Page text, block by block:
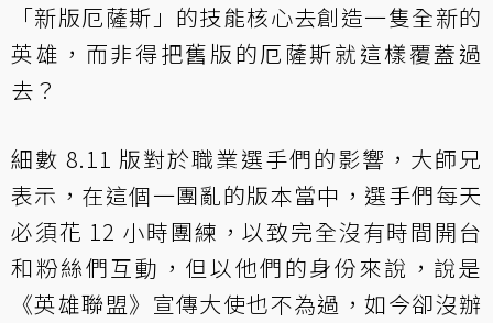
「新版厄薩斯」的技能核心去創造一隻全新的
英雄，而非得把舊版的厄薩斯就這樣覆蓋過
去？
細數 8.11 版對於職業選手們的影響，大師兄
表示，在這個一團亂的版本當中，選手們每天
必須花 12 小時團練，以致完全沒有時間開台
和粉絲們互動，但以他們的身份來說，說是
《英雄聯盟》宣傳大使也不為過，如今卻沒辦